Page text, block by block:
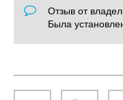
Отзыв от
Была